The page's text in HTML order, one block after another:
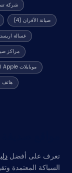
شركة
صيانة الأفران (4)
غسالة
مراكز
موبايلات Apple ايفون
هاتف Samsung Galaxy M31s
تعرف على أفضل
السباكة المعتمدة